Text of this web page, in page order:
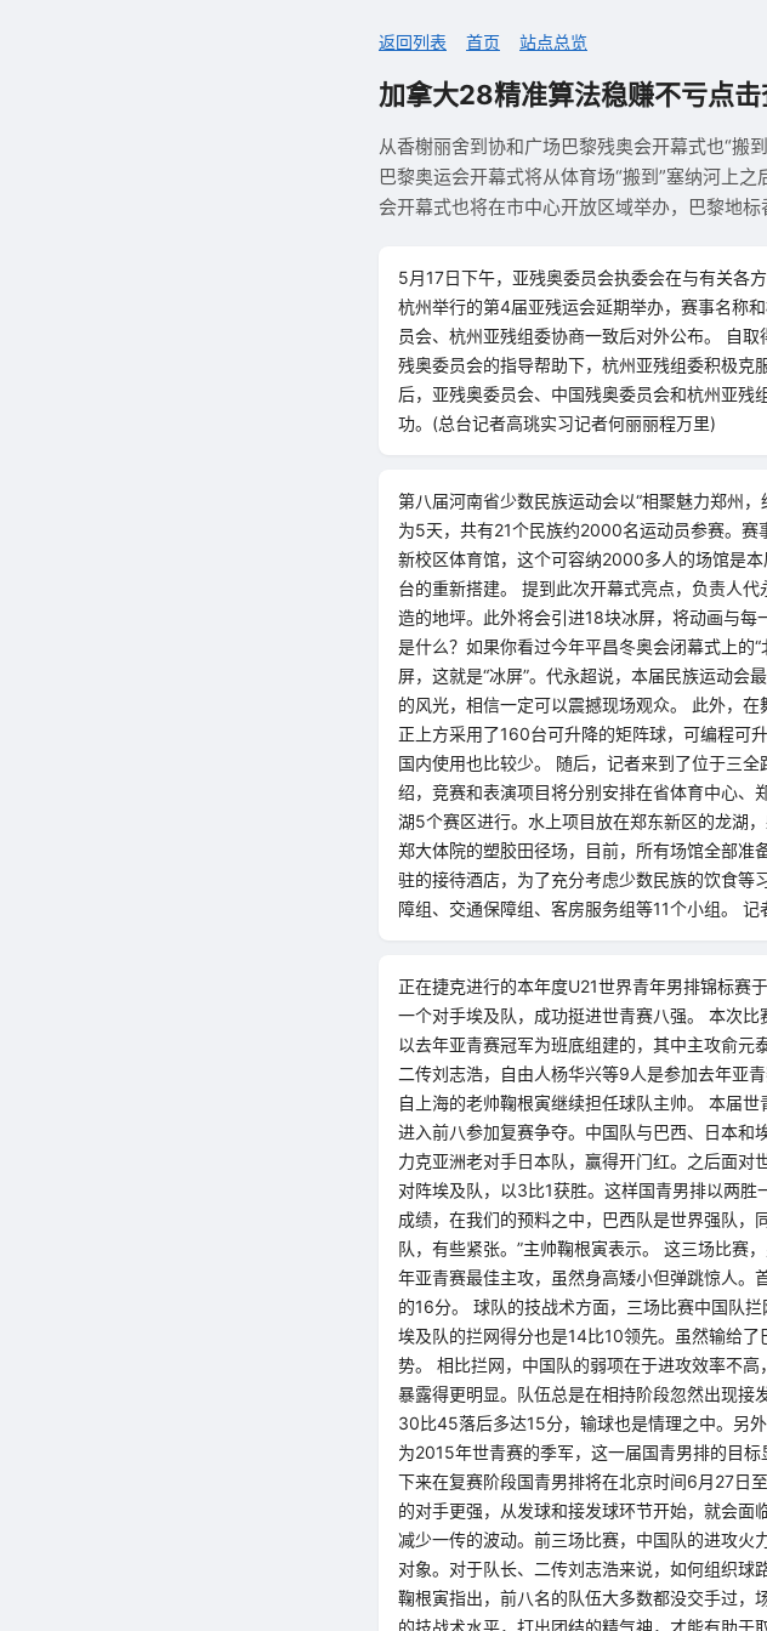
返回列表 首页 站点总览
加拿大28精准算法稳赚不亏点击
从香榭丽舍到协和广场巴黎残奥会开幕式也“搬
巴黎奥运会开幕式将从体育场“搬到”塞纳河上
会开幕式也将在市中心开放区域举办，巴黎地
5月17日下午，亚残奥委员会执委会在与有关各
杭州举行的第4届亚残运会延期举办，赛事名称
员会、杭州亚残组委协商一致后对外公布。 自
残奥委员会的指导帮助下，杭州亚残组委积极克
后，亚残奥委员会、中国残奥委员会和杭州亚
功。(总台记者高珧实习记者何丽丽程万里)
第八届河南省少数民族运动会以“相聚魅力郑州
为5天，共有21个民族约2000名运动员参赛。
新校区体育馆，这个可容纳2000多人的场馆是
台的重新搭建。 提到此次开幕式亮点，负责人
造的地坪。此外将会引进18块冰屏，将动画与每
是什么？如果你看过今年平昌冬奥会闭幕式上的
屏，这就是“冰屏”。代永超说，本届民族运动会
的风光，相信一定可以震撼现场观众。 此外，
正上方采用了160台可升降的矩阵球，可编程可
国内使用也比较少。 随后，记者来到了位于三
绍，竞赛和表演项目将分别安排在省体育中心、
湖5个赛区进行。水上项目放在郑东新区的龙湖
郑大体院的塑胶田径场，目前，所有场馆全部准
驻的接待酒店，为了充分考虑少数民族的饮食等
障组、交通保障组、客房服务组等11个小组。 记
正在捷克进行的本年度U21世界青年男排锦标赛
一个对手埃及队，成功挺进世青赛八强。 本次
以去年亚青赛冠军为班底组建的，其中主攻俞元
二传刘志浩，自由人杨华兴等9人是参加去年亚
自上海的老帅鞠根寅继续担任球队主帅。 本届
进入前八参加复赛争夺。中国队与巴西、日本和
力克亚洲老对手日本队，赢得开门红。之后面
对阵埃及队，以3比1获胜。这样国青男排以两
成绩，在我们的预料之中，巴西队是世界强队
队，有些紧张。”主帅鞠根寅表示。 这三场比赛
年亚青赛最佳主攻，虽然身高矮小但弹跳惊人
的16分。 球队的技战术方面，三场比赛中国队
埃及队的拦网得分也是14比10领先。虽然输给
势。 相比拦网，中国队的弱项在于进攻效率不
暴露得更明显。队伍总是在相持阶段忽然出现接
30比45落后多达15分，输球也是情理之中。另
为2015年世青赛的季军，这一届国青男排的目
下来在复赛阶段国青男排将在北京时间6月27日
的对手更强，从发球和接发球环节开始，就会面
减少一传的波动。前三场比赛，中国队的进攻火
对象。对于队长、二传刘志浩来说，如何组织球
鞠根寅指出，前八名的队伍大多数都没交手过，
的技战术水平，打出团结的精气神，才能有助于